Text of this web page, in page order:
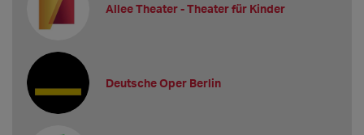
Allee Theater - Theater für Kinder
Deutsche Oper Berlin